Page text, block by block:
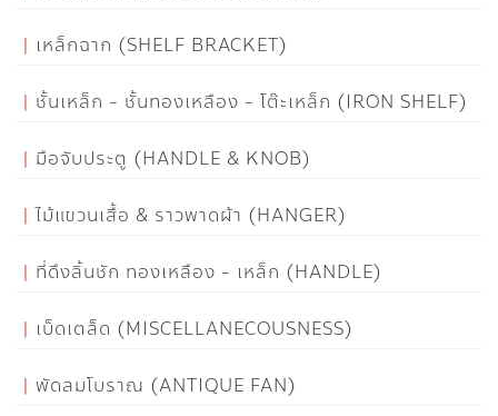
เหล็กฉาก (SHELF BRACKET)
ชั้นเหล็ก - ชั้นทองเหลือง - โต๊ะเหล็ก (IRON SHELF)
มือจับประตู (HANDLE & KNOB)
ไม้แขวนเสื้อ & ราวพาดผ้า (HANGER)
ที่ดึงลิ้นชัก ทองเหลือง - เหล็ก (HANDLE)
เบ็ดเตล็ด (MISCELLANECOUSNESS)
พัดลมโบราณ (ANTIQUE FAN)